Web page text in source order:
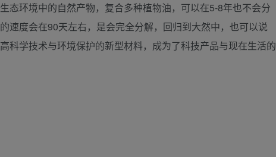
态环境中的自然产物，复合多种植物油，可以在5-8年也不会分
速度会在90天左右，是会完全分解，回归到大然中，也可以说
科学技术与环境保护的新型材料，成为了科技产品与现在生活的